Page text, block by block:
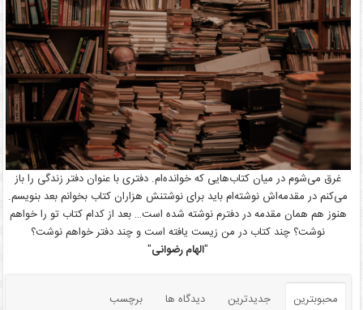
غرق می‌شوم در میان کتاب‌هایی که خوانده‌ام. دفتری با عنوان دفتر زندگی را باز
می‌کنم در مقدمه‌اش نوشته‌ام باید برای نوشتنش هزاران کتاب بخوانم بعد بنویسم.
هنوز هم همان مقدمه در دفترم نوشته شده است… بعد از کدام کتاب تو را خواهم
نوشت؟ چند کتاب در من زیست یافته است و چند دفتر خواهم نوشت؟
"الهام رضوانی"
محبوبترین جدیدترین دیدگاه ها
برچسب